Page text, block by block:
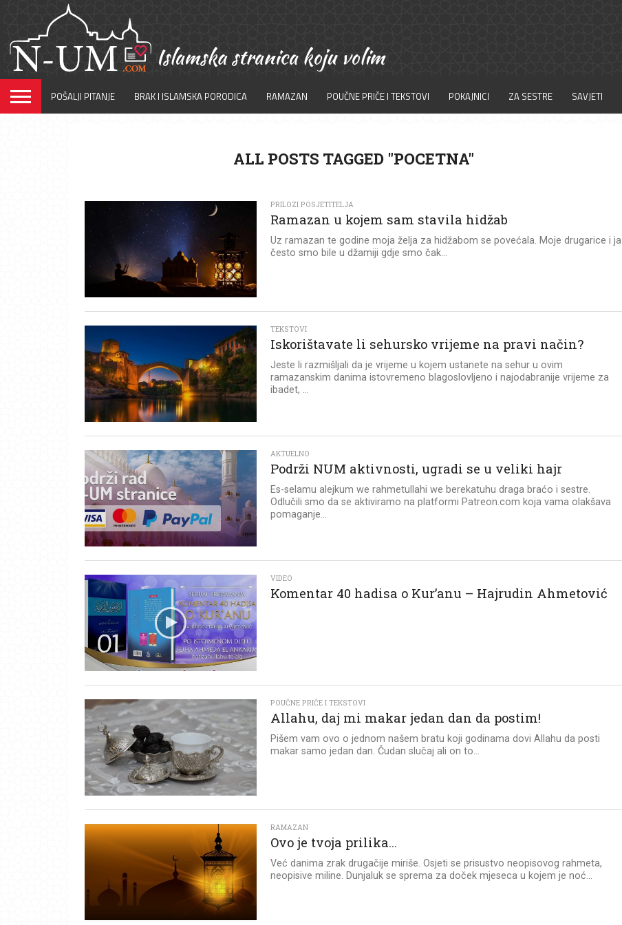
POŠALJI PITANJE BRAK I ISLAMSKA PORODICA RAMAZAN POUČNE PRIČE I TEKSTOVI POKAJNICI ZA SESTRE SAVJETI
ALL POSTS TAGGED "POCETNA"
PRILOZI POSJETITELJA
Ramazan u kojem sam stavila hidžab
Uz ramazan te godine moja želja za hidžabom se povećala. Moje drugarice i ja
često smo bile u džamiji gdje smo čak...
TEKSTOVI
Iskorištavate li sehursko vrijeme na pravi način?
Jeste li razmišljali da je vrijeme u kojem ustanete na sehur u ovim
ramazanskim danima istovremeno blagoslovljeno i najodabranije vrijeme za
ibadet, ...
AKTUELNO
Podrži NUM aktivnosti, ugradi se u veliki hajr
Es-selamu alejkum we rahmetullahi we berekatuhu draga braćo i sestre.
Odlučili smo da se aktiviramo na platformi Patreon.com koja vama olakšava
pomaganje...
VIDEO
Komentar 40 hadisa o Kur’anu – Hajrudin Ahmetović
POUČNE PRIČE I TEKSTOVI
Allahu, daj mi makar jedan dan da postim!
Pišem vam ovo o jednom našem bratu koji godinama dovi Allahu da posti
makar samo jedan dan. Čudan slučaj ali on to...
RAMAZAN
Ovo je tvoja prilika…
Već danima zrak drugačije miriše. Osjeti se prisustvo neopisovog rahmeta,
neopisive miline. Dunjaluk se sprema za doček mjeseca u kojem je noć...